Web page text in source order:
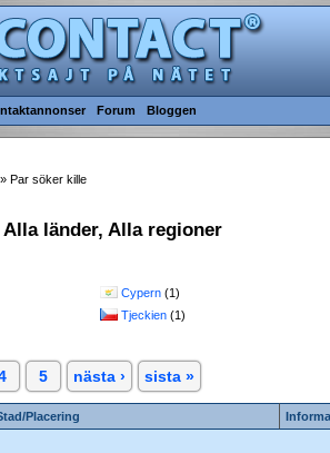
Forum Bloggen
» Par söker kille
länder, Alla regioner
Cypern (1)
Tjeckien (1)
5 nästa › sista »
Placering